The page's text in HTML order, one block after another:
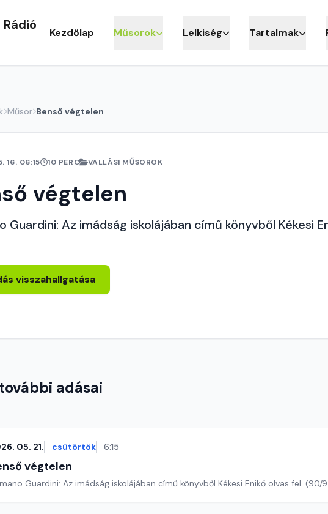
Kezdőlap Műsorok Lelkiség Tartalmak
Műsor Benső végtelen
16. 06:15 10 PERC VALLÁSI MŰSOROK
végtelen
Guardini: Az imádság iskolájában című könyvből Kékesi
visszahallgatása
adásai
05. 21. csütörtök 6:15
végtelen
Romano Guardini: Az imádság iskolájában című könyvből Kékesi